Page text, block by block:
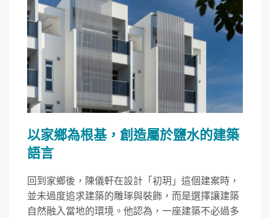
以家鄉為根基，創造屬於鹽水的建築
語言
回到家鄉後，陳儀軒在設計「初玥」這個建案時，
並未過度追求建築的雕琢與裝飾，而是選擇讓建築
自然融入當地的環境。他認為，一座建築不必過多